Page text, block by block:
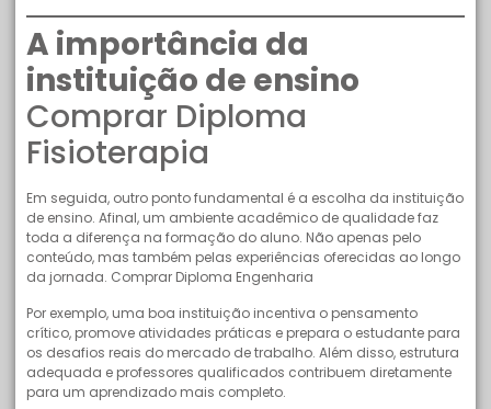
A importância da
instituição de ensino
Comprar Diploma
Fisioterapia
Em seguida, outro ponto fundamental é a escolha da instituição
de ensino. Afinal, um ambiente acadêmico de qualidade faz
toda a diferença na formação do aluno. Não apenas pelo
conteúdo, mas também pelas experiências oferecidas ao longo
da jornada. Comprar Diploma Engenharia
Por exemplo, uma boa instituição incentiva o pensamento
crítico, promove atividades práticas e prepara o estudante para
os desafios reais do mercado de trabalho. Além disso, estrutura
adequada e professores qualificados contribuem diretamente
para um aprendizado mais completo.